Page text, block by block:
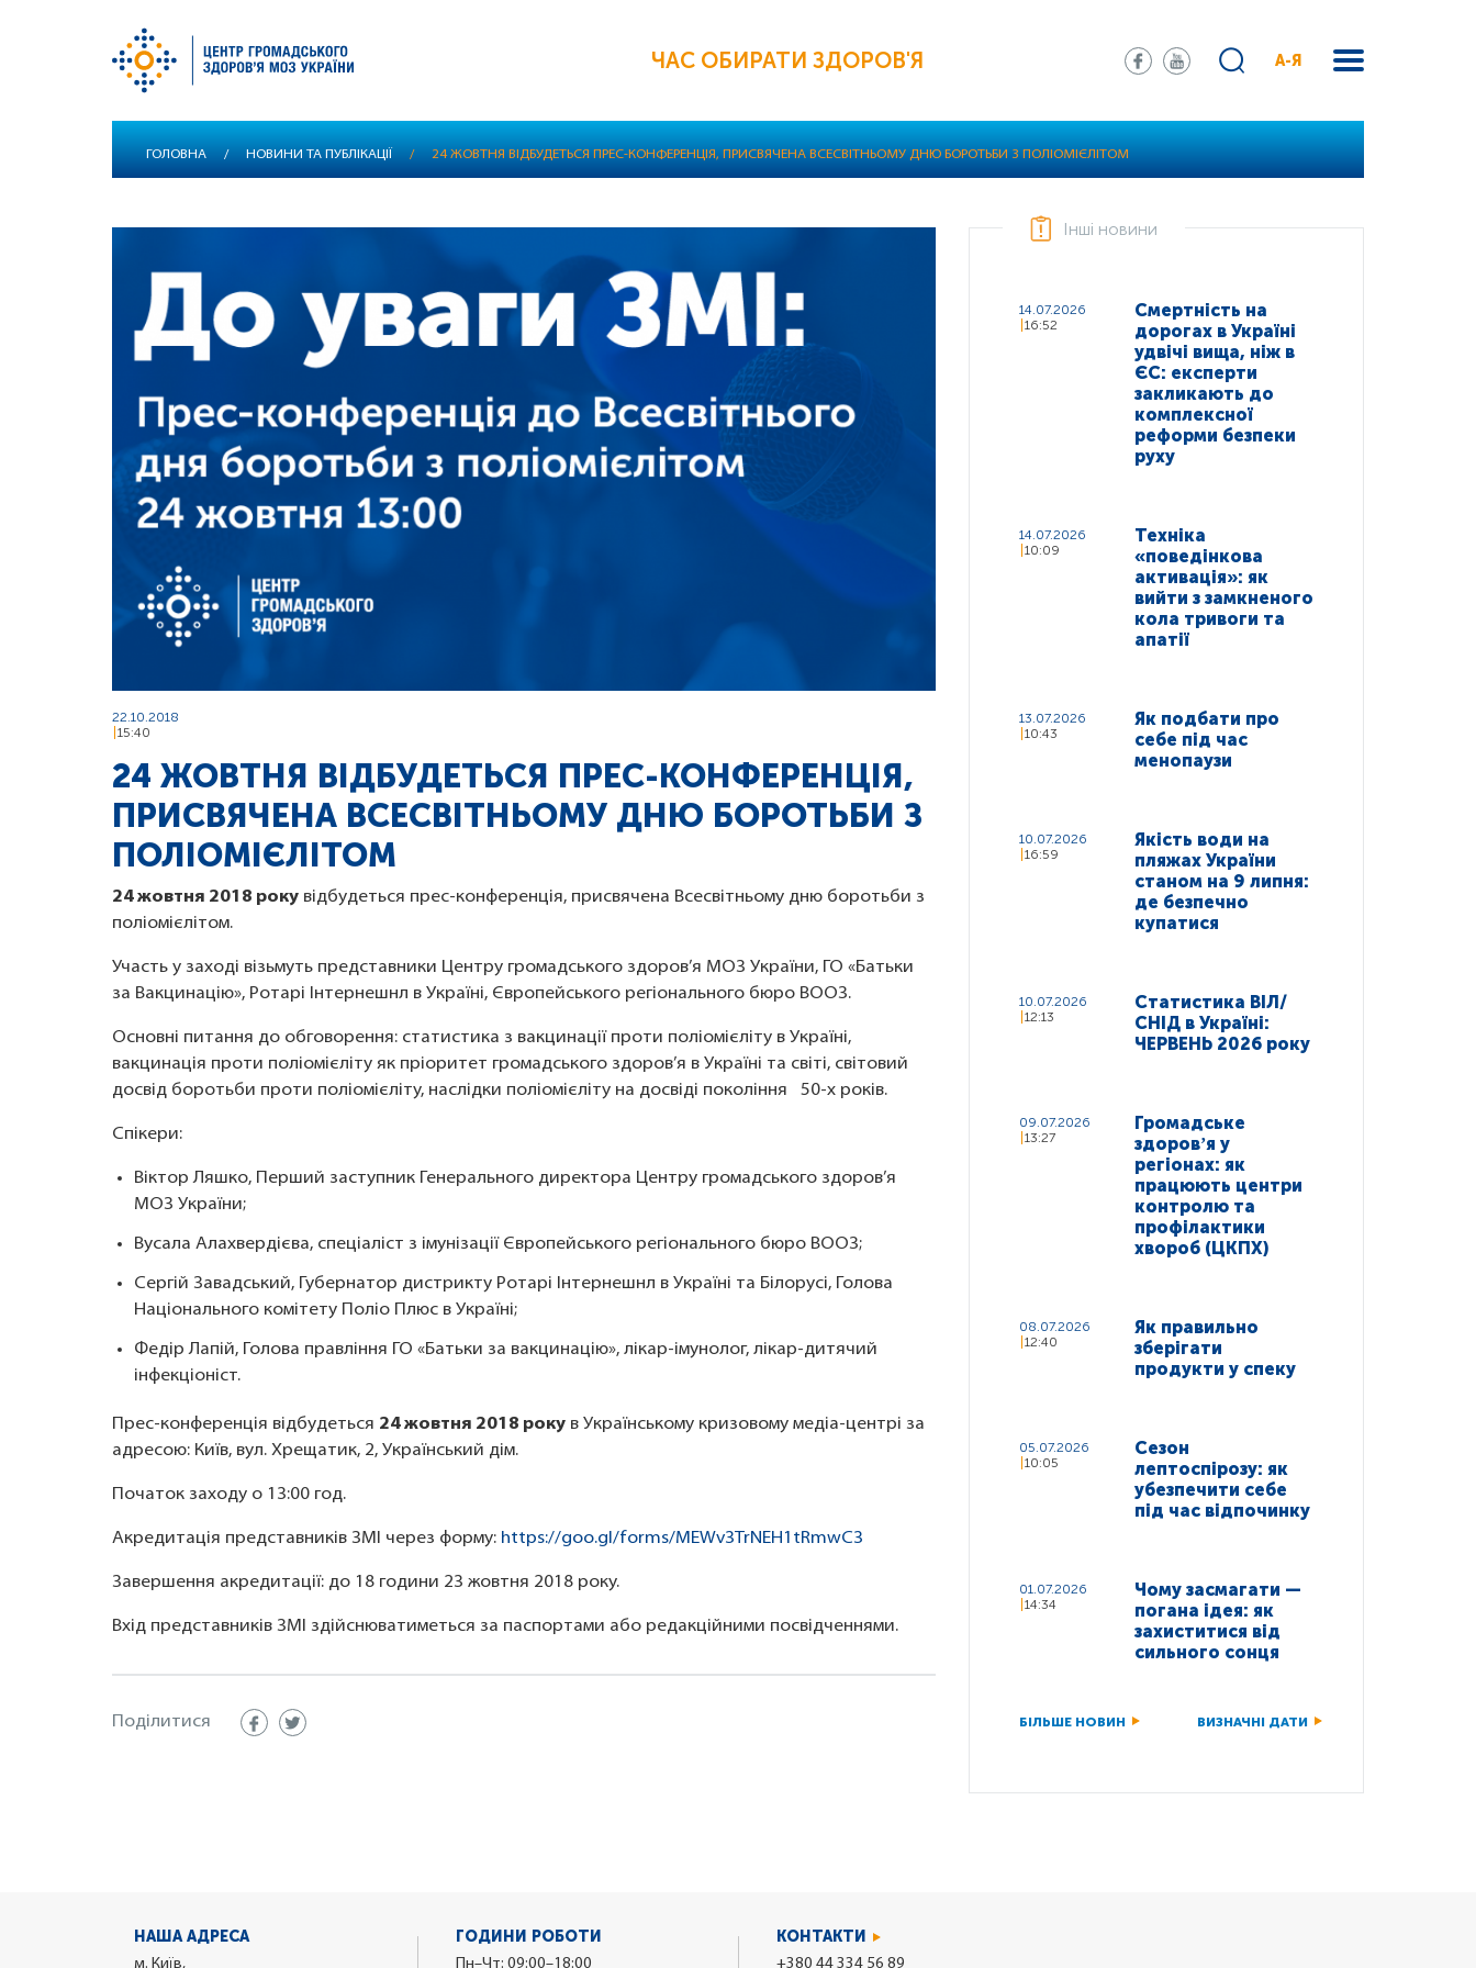
ЧАС ОБИРАТИ ЗДОРОВ'Я А-Я
ГОЛОВНА / НОВИНИ ТА ПУБЛІКАЦІЇ / 24 ЖОВТНЯ ВІДБУДЕТЬСЯ ПРЕС-КОНФЕРЕНЦІЯ, ПРИСВЯЧЕНА ВСЕСВІТНЬОМУ ДНЮ БОРОТЬБИ З ПОЛІОМІЄЛІТОМ
22.10.2018
15:40
24 ЖОВТНЯ ВІДБУДЕТЬСЯ ПРЕС-КОНФЕРЕНЦІЯ,
ПРИСВЯЧЕНА ВСЕСВІТНЬОМУ ДНЮ БОРОТЬБИ З
ПОЛІОМІЄЛІТОМ
24 жовтня 2018 року відбудеться прес-конференція, присвячена Всесвітньому дню боротьби з
поліомієлітом.
Участь у заході візьмуть представники Центру громадського здоров’я МОЗ України, ГО «Батьки
за Вакцинацію», Ротарі Інтернешнл в Україні, Європейського регіонального бюро ВООЗ.
Основні питання до обговорення: статистика з вакцинації проти поліомієліту в Україні,
вакцинація проти поліомієліту як пріоритет громадського здоров’я в Україні та світі, світовий
досвід боротьби проти поліомієліту, наслідки поліомієліту на досвіді покоління 50-х років.
Спікери:
Віктор Ляшко, Перший заступник Генерального директора Центру громадського здоров’я
МОЗ України;
Вусала Алахвердієва, спеціаліст з імунізації Європейського регіонального бюро ВООЗ;
Сергій Завадський, Губернатор дистрикту Ротарі Інтернешнл в Україні та Білорусі, Голова
Національного комітету Поліо Плюс в Україні;
Федір Лапій, Голова правління ГО «Батьки за вакцинацію», лікар-імунолог, лікар-дитячий
інфекціоніст.
Прес-конференція відбудеться 24 жовтня 2018 року в Українському кризовому медіа-центрі за
адресою: Київ, вул. Хрещатик, 2, Український дім.
Початок заходу о 13:00 год.
Акредитація представників ЗМІ через форму: https://goo.gl/forms/MEWv3TrNEH1tRmwC3
Завершення акредитації: до 18 години 23 жовтня 2018 року.
Вхід представників ЗМІ здійснюватиметься за паспортами або редакційними посвідченнями.
Поділитися
Інші новини
14.07.2026
16:52
Смертність на
дорогах в Україні
удвічі вища, ніж в
ЄС: експерти
закликають до
комплексної
реформи безпеки
руху
14.07.2026
10:09
Техніка
«поведінкова
активація»: як
вийти з замкненого
кола тривоги та
апатії
13.07.2026
10:43
Як подбати про
себе під час
менопаузи
10.07.2026
16:59
Якість води на
пляжах України
станом на 9 липня:
де безпечно
купатися
10.07.2026
12:13
Статистика ВІЛ/
СНІД в Україні:
ЧЕРВЕНЬ 2026 року
09.07.2026
13:27
Громадське
здоровʼя у
регіонах: як
працюють центри
контролю та
профілактики
хвороб (ЦКПХ)
08.07.2026
12:40
Як правильно
зберігати
продукти у спеку
05.07.2026
10:05
Сезон
лептоспірозу: як
убезпечити себе
під час відпочинку
01.07.2026
14:34
Чому засмагати —
погана ідея: як
захиститися від
сильного сонця
БІЛЬШЕ НОВИН ВИЗНАЧНІ ДАТИ
НАША АДРЕСА
м. Київ,
ГОДИНИ РОБОТИ
Пн–Чт: 09:00–18:00
КОНТАКТИ
+380 44 334 56 89